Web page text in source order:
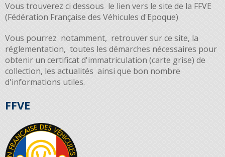
Vous trouverez ci dessous le lien vers le site de la FFVE
(Fédération Française des Véhicules d'Epoque)
Vous pourrez notamment, retrouver sur ce site, la
réglementation, toutes les démarches nécessaires pour
obtenir un certificat d'immatriculation (carte grise) de
collection, les actualités ainsi que bon nombre
d'informations utiles.
FFVE